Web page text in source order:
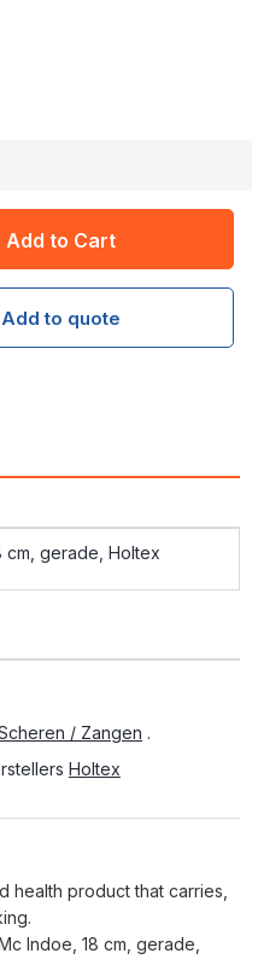
Add to Cart
Add to quote
cm, gerade, Holtex
/ Zangen .
Holtex
health product that carries,
Indoe, 18 cm, gerade,